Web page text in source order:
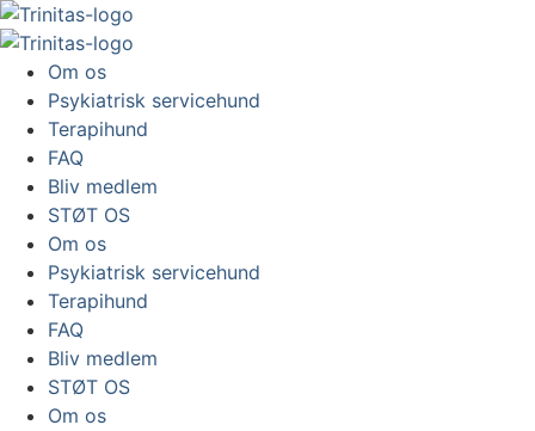
Om os
Psykiatrisk servicehund
Terapihund
FAQ
Bliv medlem
STØT OS
Om os
Psykiatrisk servicehund
Terapihund
FAQ
Bliv medlem
STØT OS
Om os